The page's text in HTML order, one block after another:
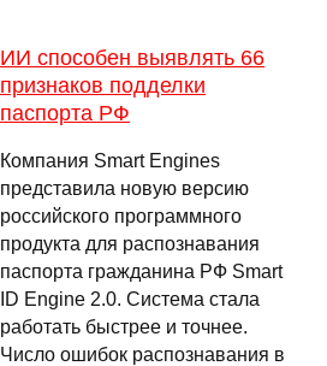
ИИ способен выявлять 66
признаков подделки
паспорта РФ
Компания Smart Engines
представила новую версию
российского программного
продукта для распознавания
паспорта гражданина РФ Smart
ID Engine 2.0. Система стала
работать быстрее и точнее.
Число ошибок распознавания в